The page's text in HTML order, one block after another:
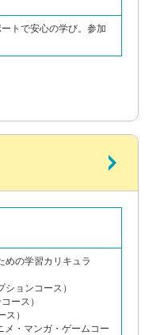
トで安心の学び。参加
めの学習カリキュラ
ョンコース）
ース）
）
メ・マンガ・ゲームコー